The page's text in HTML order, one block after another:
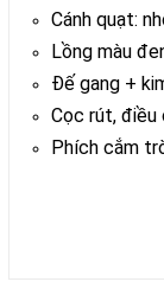
Cánh quạt:
Lồng màu
Đế gang +
Cọc rút, điều
Phích cắm
1 cái động